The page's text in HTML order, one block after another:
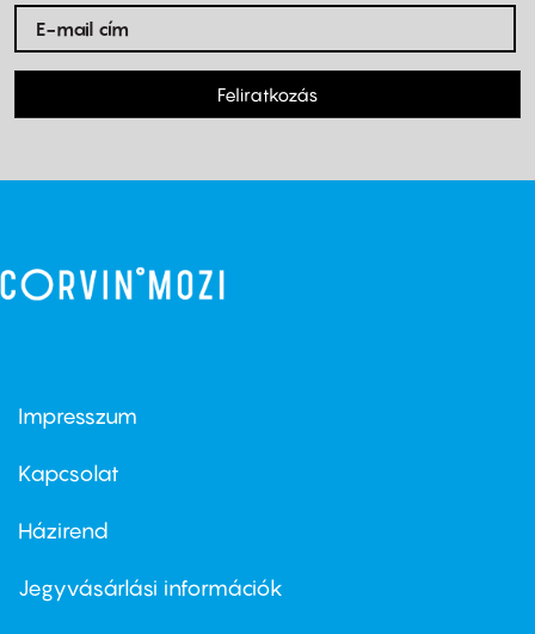
Feliratkozás
Footer
first
Impresszum
Kapcsolat
Footer
second
Házirend
Jegyvásárlási információk